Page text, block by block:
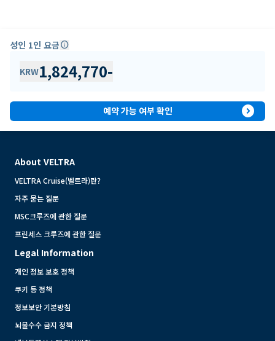
성인 1인 요금info
KRW1,824,770-
예약 가능 여부 확인 expand_circle_right
About VELTRA
VELTRA Cruise(벨트라)란?
자주 묻는 질문
MSC크루즈에 관한 질문
프린세스 크루즈에 관한 질문
Legal Information
개인 정보 보호 정책
쿠키 등 정책
정보보안 기본방침
뇌물수수 금지 정책